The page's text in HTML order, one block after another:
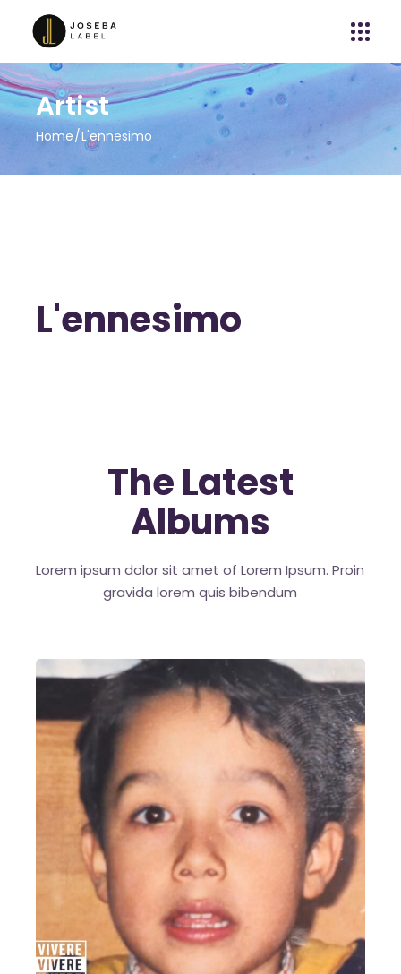
Artist
Home L'ennesimo
L'ennesimo
The Latest
Albums
Lorem ipsum dolor sit amet of Lorem Ipsum. Proin
gravidalorem quis bibendum